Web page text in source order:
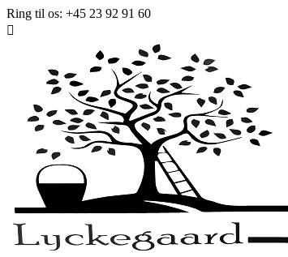
Ring til os: +45 23 92 91 60
